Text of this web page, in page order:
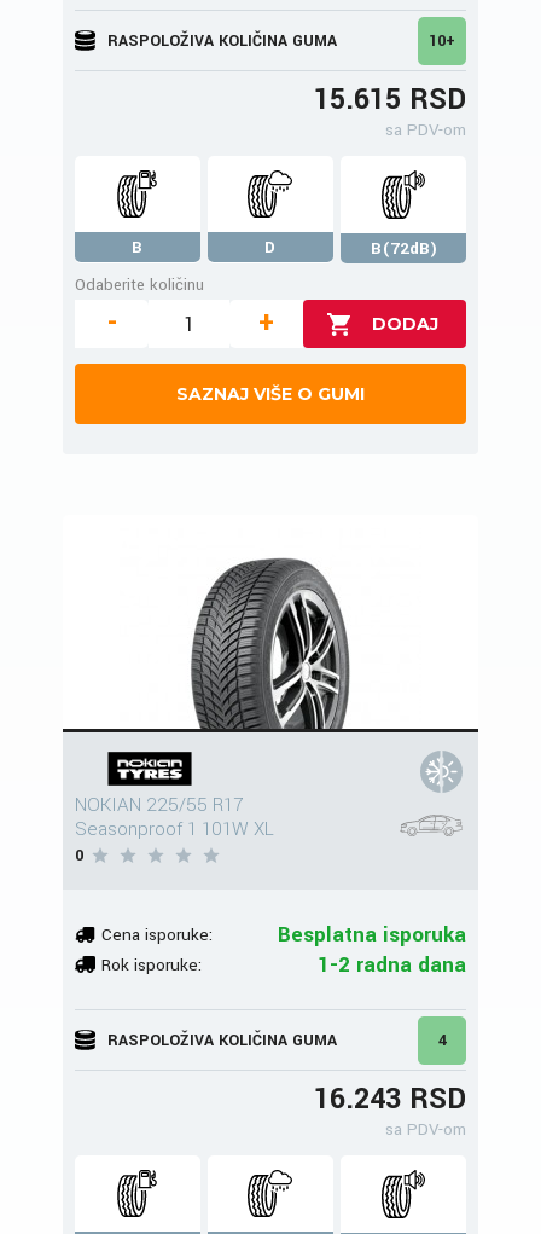
RASPOLOŽIVA KOLIČINA GUMA 10+
15.615 RSD
sa PDV-om
B D
B(72dB)
Odaberite količinu
- +
SAZNAJ VIŠE O GUMI
NOKIAN 225/55 R17
Seasonproof 1 101W XL
0
Cena isporuke: Besplatna isporuka
Rok isporuke: 1-2 radna dana
RASPOLOŽIVA KOLIČINA GUMA 4
16.243 RSD
sa PDV-om